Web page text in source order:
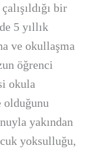
bir
5 yıllık
ve okullaşma
öğrenci
okula
olduğunu
yakından
yoksulluğu,